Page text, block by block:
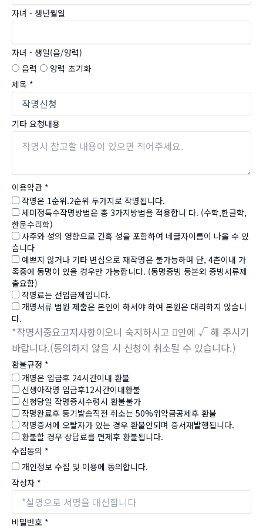
자녀 - 생년월일
자녀 - 생일(음/양력)
음력
양력 초기화
제목 *
기타 요청내용
이용약관 *
작명은 1순위.2순위 두가지로 작명됩니다.
세미정특수작명방법은 총 3가지방법을 적용합니 다. (수학,한글학,
한문수리학)
사주와 성의 영향으로 간혹 성을 포함하여 네글자이름이 나올 수 있
습니다
예쁘지 않거나 기타 변심으로 재작명은 불가능하며 단, 4촌이내 가
족중에 동명이 있을 경우만 가능합니다. (동명증빙 등본외 증빙서류제
출요함)
작명료는 선입금제입니다.
개명서류 법원 제출은 본인이 하셔야 하여 본원은 대리하지 않습니
다.
*작명시중요고지사항이오니 숙지하시고 안에 √ 해 주시기
바랍니다.(동의하지 않을 시 신청이 취소될 수 있습니다.)
환불규정 *
개명은 입금후 24시간이내 환불
신생아작명 입금후12시간이내환불
신청당일 작명증서수령시 환불불가
작명완료후 등기발송직전 취소는 50%위약금공제후 환불
작명증서에 오탈자가 있는 경우 환불안되며 증서재발행됩니다.
환불할 경우 상담료를 면제후 환불됩니다.
수집동의 *
개인정보 수집 및 이용에 동의합니다.
작성자 *
비밀번호 *